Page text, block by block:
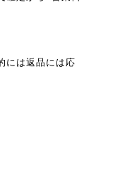
には返品には応